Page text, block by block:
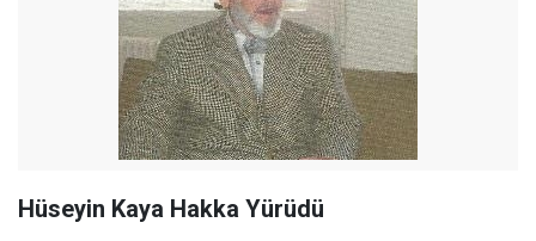
Hüseyin Kaya Hakka Yürüdü